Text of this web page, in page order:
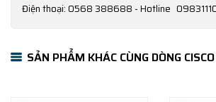
Điện thoại: 0568 388688 - Hotline
SẢN PHẨM KHÁC CÙNG DÒNG